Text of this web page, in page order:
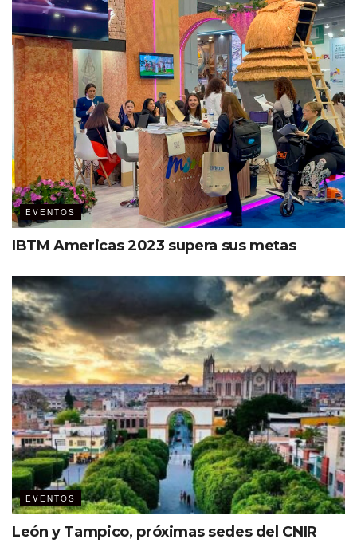
Bolsas de plástico grandes
Etiquetas: COMIR Destacados
EVENTOS
IBTM Americas 2023 supera sus metas
EVENTOS
León y Tampico, próximas sedes del CNIR